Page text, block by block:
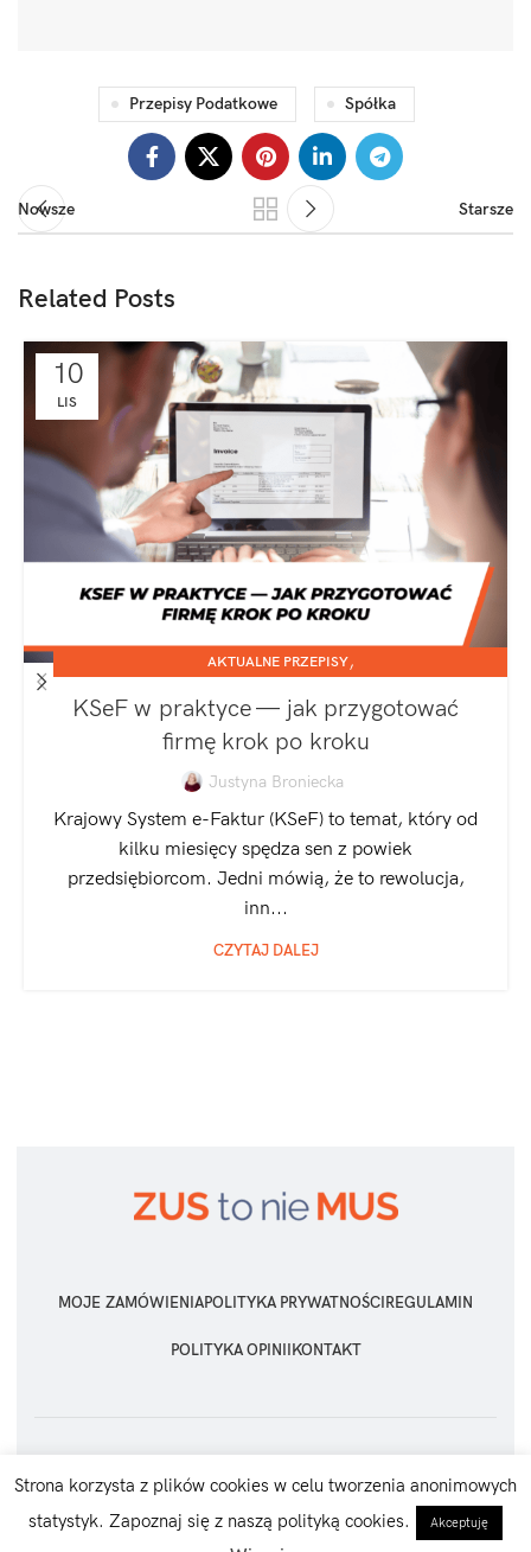
Przepisy Podatkowe Spółka
Nowsze Starsze
Related Posts
10
LIS
AKTUALNE PRZEPISY,
SPÓŁKA Z O.O.
KSeF w praktyce — jak przygotować
firmę krok po kroku
Justyna Broniecka
Krajowy System e-Faktur (KSeF) to temat, który od
kilku miesięcy spędza sen z powiek
przedsiębiorcom. Jedni mówią, że to rewolucja,
inn...
CZYTAJ DALEJ
MOJE ZAMÓWIENIAPOLITYKA PRYWATNOŚCIREGULAMIN
POLITYKA OPINIIKONTAKT
Strona korzysta z plików cookies w celu tworzenia anonimowych
statystyk. Zapoznaj się z naszą polityką cookies.
Akceptuję